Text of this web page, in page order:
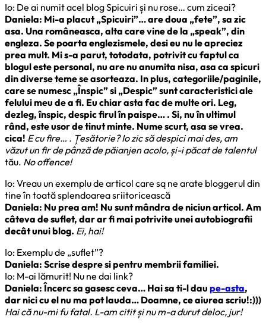
Io: De ai numit acel blog Spicuiri și nu rose… cum ziceai?
Daniela: Mi-a placut „Spicuiri”… are doua „fete”, sa zic
asa. Una româneasca, alta care vine de la „speak”, din
engleza. Se poarta englezismele, desi eu nu le apreciez
prea mult. Mi s-a parut, totodata, potrivit cu faptul ca
blogul este personal, nu are nu anumita nisa, asa ca spicuri
din diverse teme se asorteaza. In plus, categoriile/paginile,
care se numesc „Înspic” si „Despic” sunt caracteristici ale
felului meu de a fi. Eu chiar asta fac de multe ori. Leg,
dezleg, înspic, despic firul în paispe… . Si, nu în ultimul
rând, este usor de tinut minte. Nume scurt, asa se vrea.
cica! E cu fire… . Țesătorie? Io zic să despici mai des, am
văzut un fir de pânză de păianjen acolo, și-i păcat de talentul
tău. No offence!
Io: Vreau un exemplu de articol care są ne arate bloggerul din
tine în toată splendoarea sriitoricească
Daniela: Nu prea am! Nu sunt mândra de niciun articol. Am
câteva de suflet, dar ar fi mai potrivite unei autobiografii
decât unui blog. Ei, hai!
Io: Exemplu de „suflet”?
Daniela: Scrise despre si pentru membrii familiei.
Io: M-ai lămurit! Nu ne dai link?
Daniela: Încerc sa gasesc ceva… Hai sa ti-l dau pe-asta,
dar nici cu el nu ma pot lauda… Doamne, ce aiurea scriu!:)))
Hai că nu-mi fu fatal. L-am citit și nu m-a durut deloc, jur!